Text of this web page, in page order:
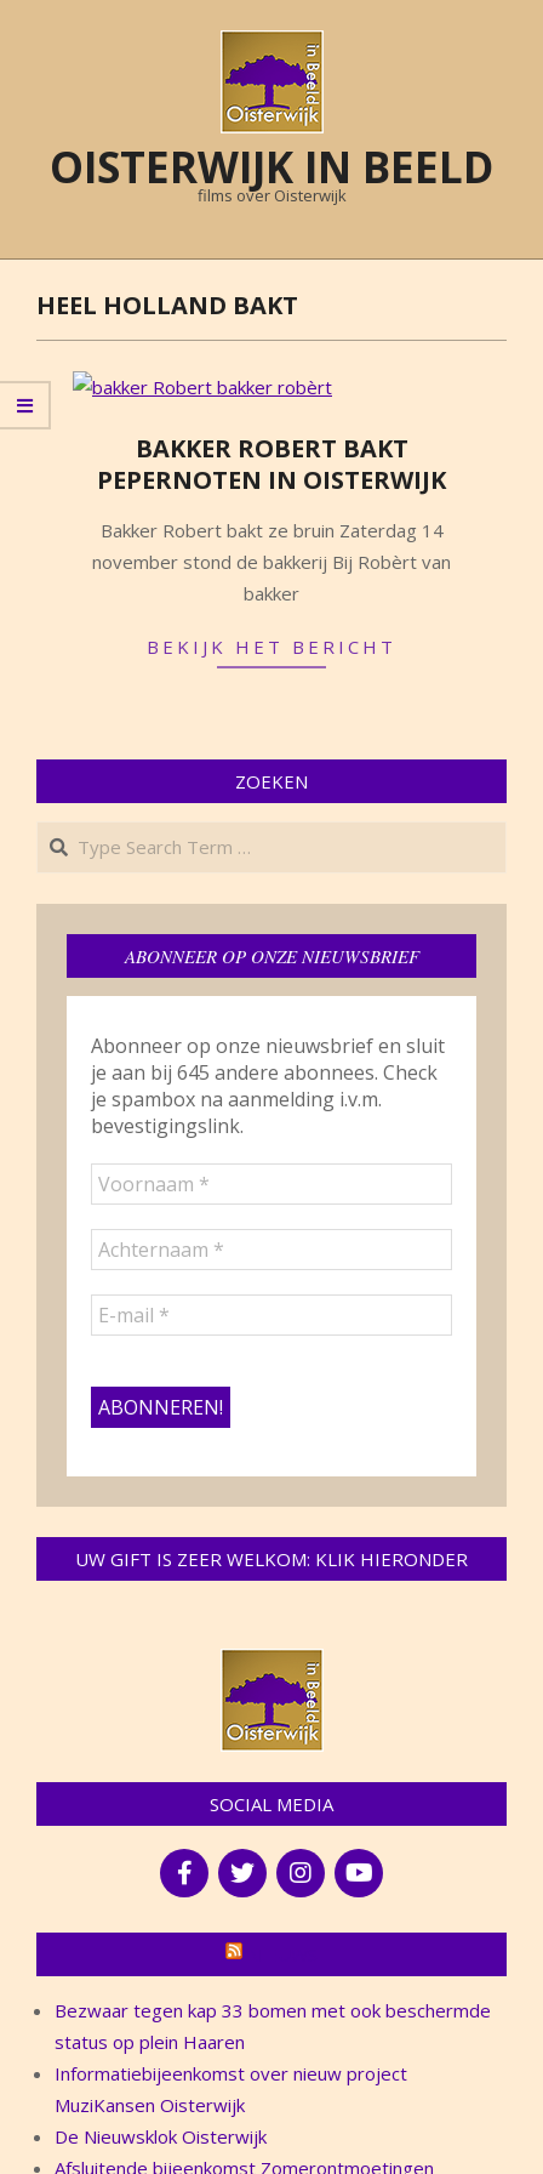
OISTERWIJK IN BEELD
films over Oisterwijk
Primary
Navigation
HEEL HOLLAND BAKT
BAKKER ROBERT BAKT
PEPERNOTEN IN OISTERWIJK
14
Bakker Robert bakt ze bruin Zaterdag 14
november stond de bakkerij Bij Robèrt van
bakker
BEKIJK HET BERICHT
ZOEKEN
Search
ABONNEER OP ONZE NIEUWSBRIEF
Abonneer op onze nieuwsbrief en sluit
je aan bij 645 andere abonnees. Check
je spambox na aanmelding i.v.m.
bevestigingslink.
UW GIFT IS ZEER WELKOM: KLIK HIERONDER
SOCIAL MEDIA
Bezwaar tegen kap 33 bomen met ook beschermde
status op plein Haaren
Informatiebijeenkomst over nieuw project
MuziKansen Oisterwijk
De Nieuwsklok Oisterwijk
Afsluitende bijeenkomst Zomerontmoetingen